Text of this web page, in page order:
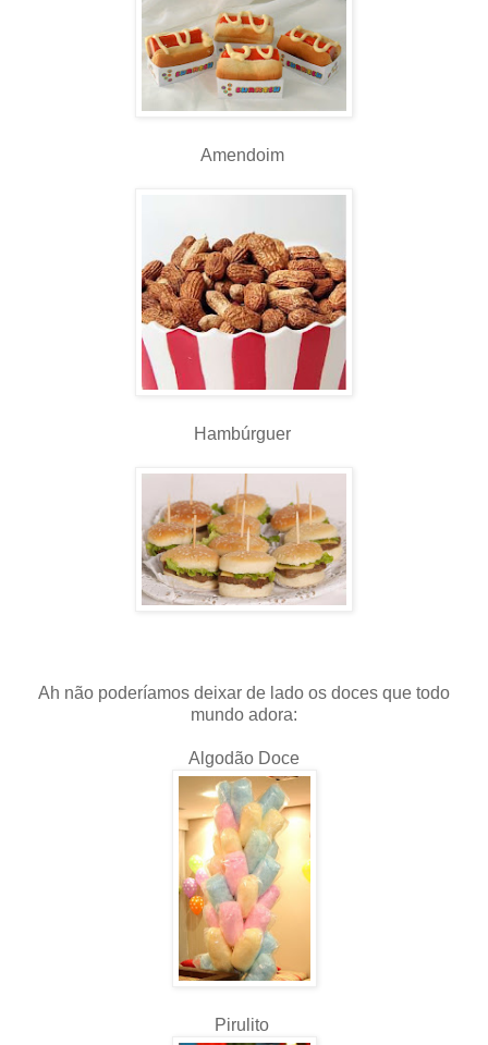
Amendoim
Hambúrguer
Ah não poderíamos deixar de lado os doces que todo
mundo adora:
Algodão Doce
Pirulito